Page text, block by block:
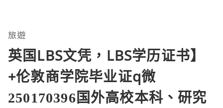
旅遊
英国LBS文凭，LBS学历证书】
+伦敦商学院毕业证q微
250170396国外高校本科、研究